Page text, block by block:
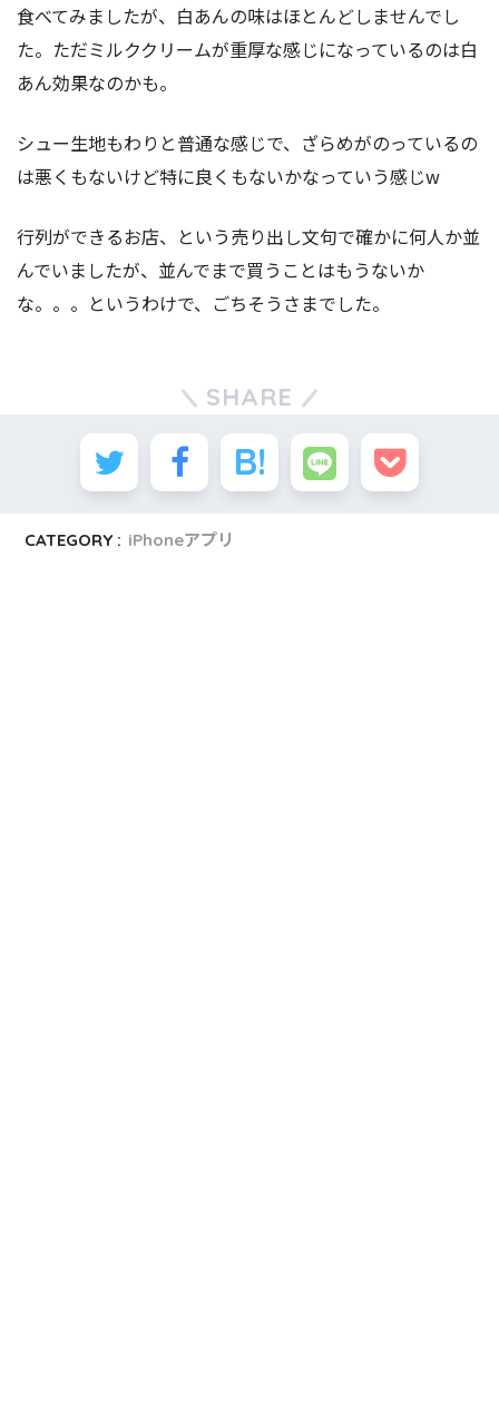
食べてみましたが、白あんの味はほとんどしませんでし
た。ただミルククリームが重厚な感じになっているのは白
あん効果なのかも。
シュー生地もわりと普通な感じで、ざらめがのっているの
は悪くもないけど特に良くもないかなっていう感じw
行列ができるお店、という売り出し文句で確かに何人か並
んでいましたが、並んでまで買うことはもうないか
な。。。というわけで、ごちそうさまでした。
SHARE
CATEGORY : iPhoneアプリ